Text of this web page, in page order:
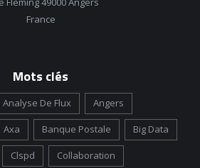
France
Mots clés
Analyse De Flux Angers
Axa Banque Postale Big Data
Clspd Collaboration